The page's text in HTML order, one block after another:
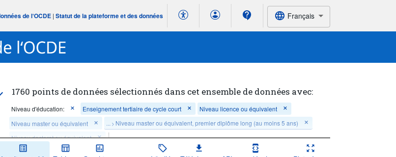
de l‘OCDE |Statut de la plateforme et des données Français
1760 points de données sélectionnés dans cet ensemble de données avec:
Niveau d'éducation: Enseignement tertiaire de cycle court
Niveau licence ou équivalent
Niveau master ou équivalent
... > Niveau master ou équivalent, premier diplôme long (au moins 5 ans)
Niveau doctorat ou équivalent
Mesure:
Diplômés